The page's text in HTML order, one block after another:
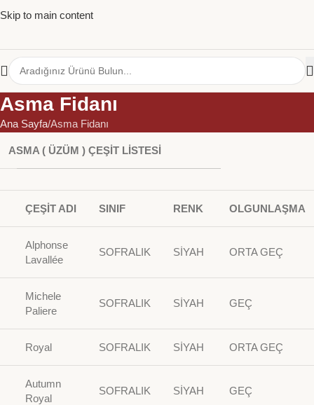
Skip to main content
Asma Fidanı
Ana Sayfa Asma Fidanı
ASMA ( ÜZÜM ) ÇEŞİT LİSTESİ
ÇEŞİT ADI SINIF RENK OLGUNLAŞMA
Alphonse
Lavallée
SOFRALIK SİYAH ORTA GEÇ
Michele
Paliere
SOFRALIK SİYAH GEÇ
Royal SOFRALIK SİYAH ORTA GEÇ
Autumn
Royal
SOFRALIK SİYAH GEÇ